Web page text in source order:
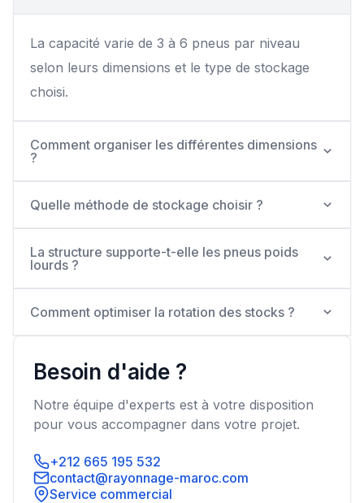
La capacité varie de 3 à 6 pneus par niveau
selon leurs dimensions et le type de stockage
choisi.
Comment organiser les différentes dimensions
?
Quelle méthode de stockage choisir ?
La structure supporte-t-elle les pneus poids
lourds ?
Comment optimiser la rotation des stocks ?
Besoin d'aide ?
Notre équipe d'experts est à votre disposition
pour vous accompagner dans votre projet.
+212 665 195 532
contact@rayonnage-maroc.com
Service commercial